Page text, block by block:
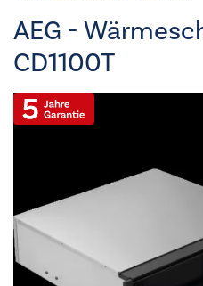
AEG -
CD1100T